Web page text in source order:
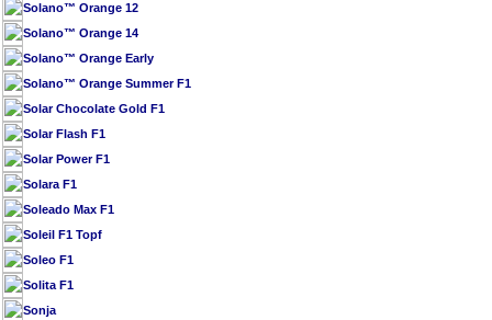
Solano™ Orange 12
Solano™ Orange 14
Solano™ Orange Early
Solano™ Orange Summer F1
Solar Chocolate Gold F1
Solar Flash F1
Solar Power F1
Solara F1
Soleado Max F1
Soleil F1 Topf
Soleo F1
Solita F1
Sonja